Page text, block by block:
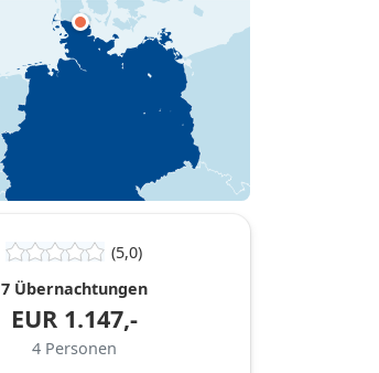
(5,0)
7 Übernachtungen
EUR 1.147,-
4 Personen